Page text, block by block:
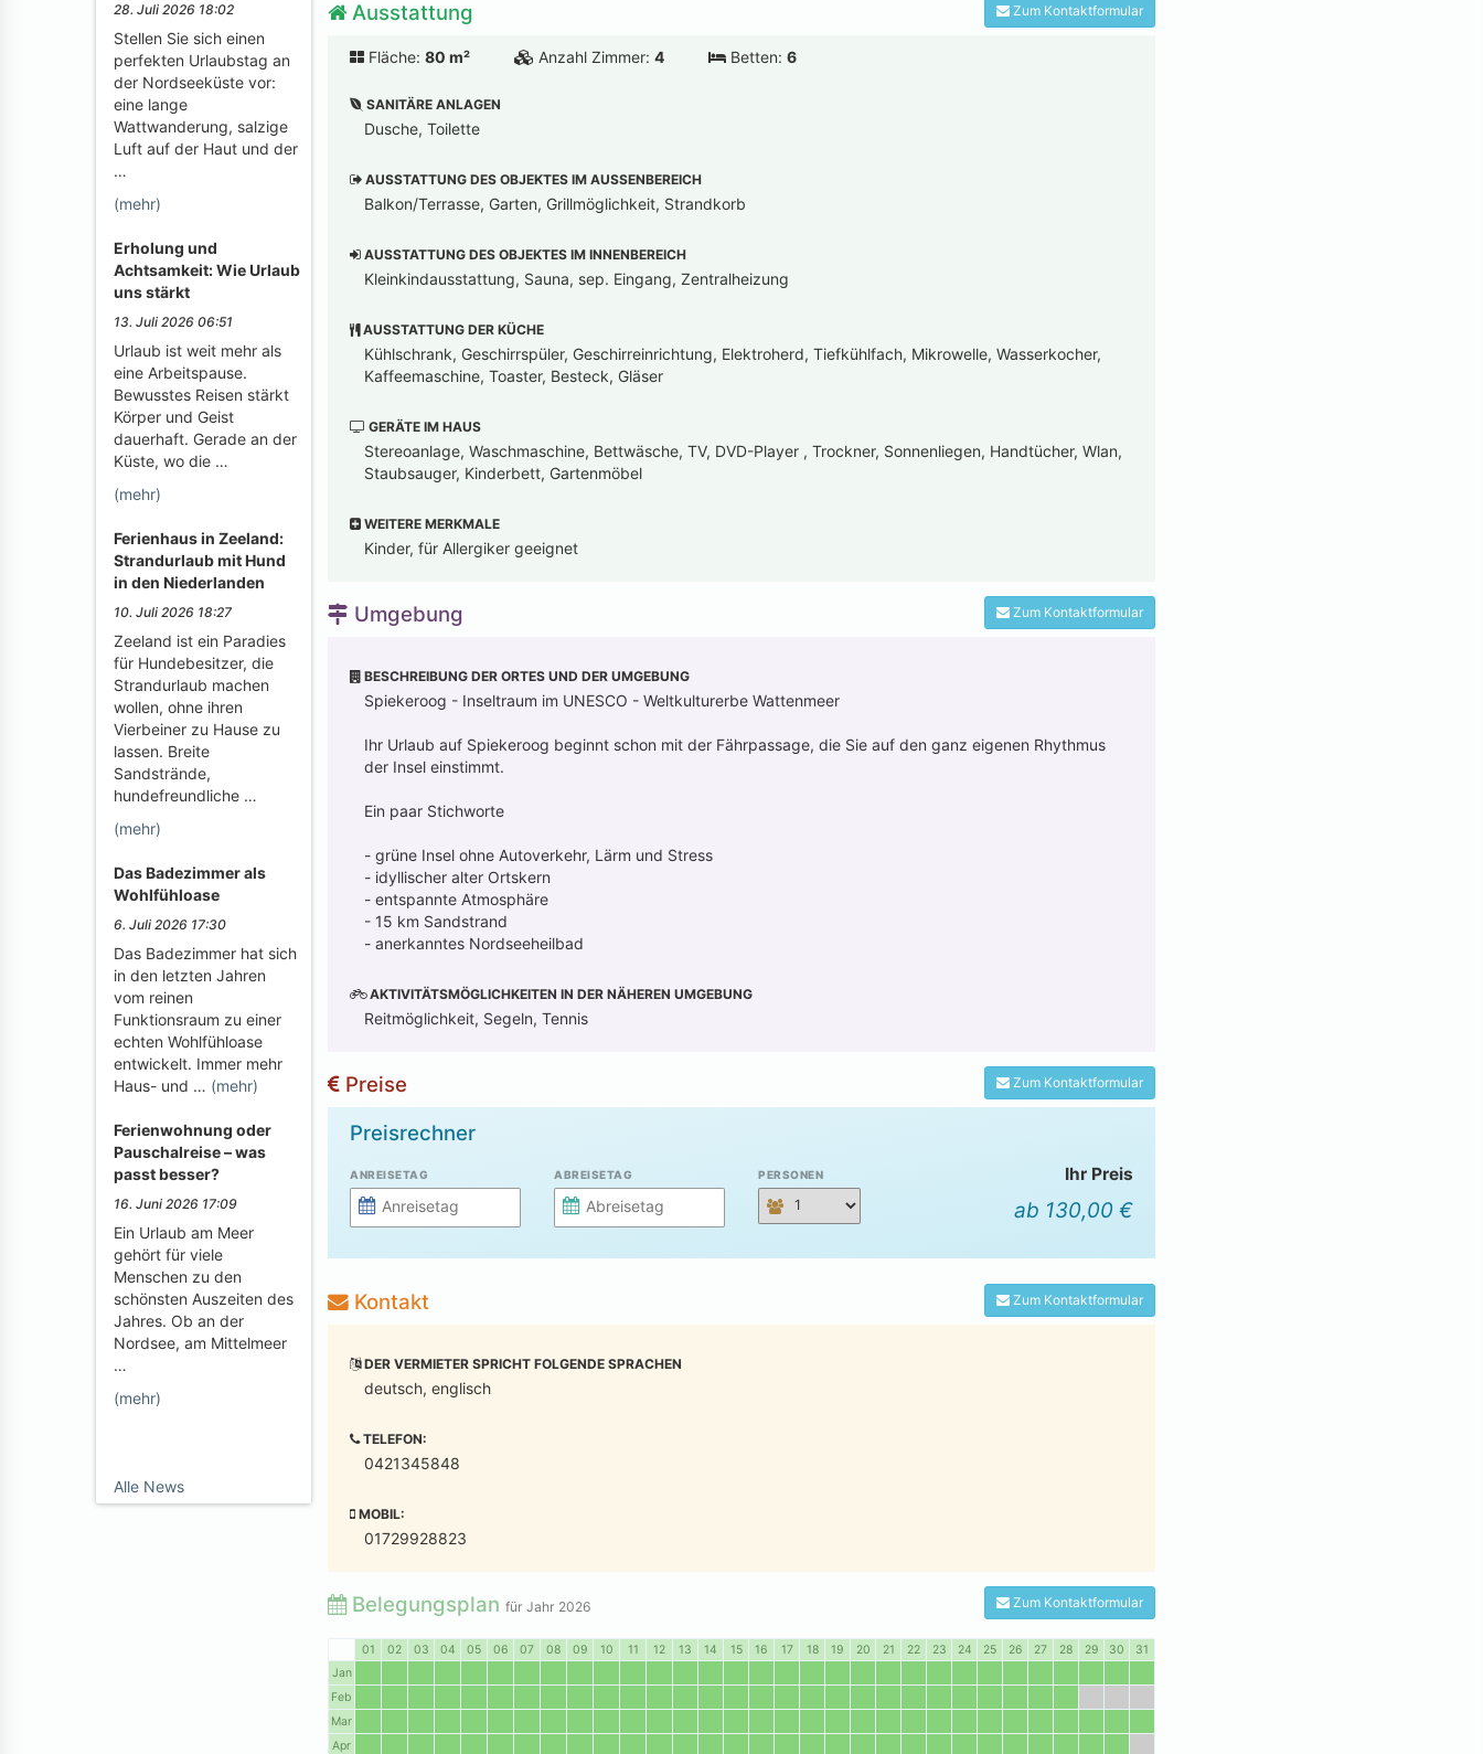
28. Juli 2026 18:02
Stellen Sie sich einen
perfekten Urlaubstag an
der Nordseeküste vor:
eine lange
Wattwanderung, salzige
Luft auf der Haut und der
…
(mehr)
Erholung und
Achtsamkeit: Wie Urlaub
uns stärkt
13. Juli 2026 06:51
Urlaub ist weit mehr als
eine Arbeitspause.
Bewusstes Reisen stärkt
Körper und Geist
dauerhaft. Gerade an der
Küste, wo die …
(mehr)
Ferienhaus in Zeeland:
Strandurlaub mit Hund
in den Niederlanden
10. Juli 2026 18:27
Zeeland ist ein Paradies
für Hundebesitzer, die
Strandurlaub machen
wollen, ohne ihren
Vierbeiner zu Hause zu
lassen. Breite
Sandstrände,
hundefreundliche …
(mehr)
Das Badezimmer als
Wohlfühloase
6. Juli 2026 17:30
Das Badezimmer hat sich
in den letzten Jahren
vom reinen
Funktionsraum zu einer
echten Wohlfühloase
entwickelt. Immer mehr
Haus- und … (mehr)
Ferienwohnung oder
Pauschalreise – was
passt besser?
16. Juni 2026 17:09
Ein Urlaub am Meer
gehört für viele
Menschen zu den
schönsten Auszeiten des
Jahres. Ob an der
Nordsee, am Mittelmeer
…
(mehr)
Alle News
Ausstattung Zum Kontaktformular
Fläche: 80 m² Anzahl Zimmer: 4 Betten: 6
SANITÄRE ANLAGEN
Dusche, Toilette
AUSSTATTUNG DES OBJEKTES IM AUSSENBEREICH
Balkon/Terrasse, Garten, Grillmöglichkeit, Strandkorb
AUSSTATTUNG DES OBJEKTES IM INNENBEREICH
Kleinkindausstattung, Sauna, sep. Eingang, Zentralheizung
AUSSTATTUNG DER KÜCHE
Kühlschrank, Geschirrspüler, Geschirreinrichtung, Elektroherd, Tiefkühlfach, Mikrowelle, Wasserkocher,
Kaffeemaschine, Toaster, Besteck, Gläser
GERÄTE IM HAUS
Stereoanlage, Waschmaschine, Bettwäsche, TV, DVD-Player , Trockner, Sonnenliegen, Handtücher, Wlan,
Staubsauger, Kinderbett, Gartenmöbel
WEITERE MERKMALE
Kinder, für Allergiker geeignet
Umgebung Zum Kontaktformular
BESCHREIBUNG DER ORTES UND DER UMGEBUNG
Spiekeroog - Inseltraum im UNESCO - Weltkulturerbe Wattenmeer
Ihr Urlaub auf Spiekeroog beginnt schon mit der Fährpassage, die Sie auf den ganz eigenen Rhythmus
der Insel einstimmt.
Ein paar Stichworte
- grüne Insel ohne Autoverkehr, Lärm und Stress
- idyllischer alter Ortskern
- entspannte Atmosphäre
- 15 km Sandstrand
- anerkanntes Nordseeheilbad
AKTIVITÄTSMÖGLICHKEITEN IN DER NÄHEREN UMGEBUNG
Reitmöglichkeit, Segeln, Tennis
Preise Zum Kontaktformular
Preisrechner
ANREISETAG ABREISETAG PERSONEN Ihr Preis
ab 130,00 €
Kontakt Zum Kontaktformular
DER VERMIETER SPRICHT FOLGENDE SPRACHEN
deutsch, englisch
TELEFON:
0421345848
MOBIL:
01729928823
Belegungsplan für Jahr 2026 Zum Kontaktformular
01 02 03 04 05 06 07 08 09 10 11 12 13 14 15 16 17 18 19 20 21 22 23 24 25 26 27 28 29 30
31
Jan
Feb
Mar
Apr